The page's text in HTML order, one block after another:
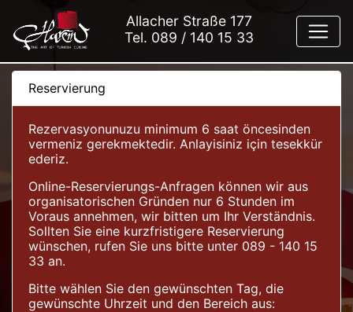
Allacher Straße 177
Tel. 089 / 140 15 33
Reservierung
Rezervasyonunuzu minimum 6 saat öncesinden
vermeniz gerekmektedir. Anlayisiniz için tesekkür
ederiz.
Online-Reservierungs-Anfragen können wir aus
organisatorischen Gründen nur 6 Stunden im
Voraus annehmen, wir bitten um Ihr Verständnis.
Sollten Sie eine kurzfristigere Reservierung
wünschen, rufen Sie uns bitte unter 089 - 140 15
33 an.
Bitte wählen Sie den gewünschten Tag, die
gewünschte Uhrzeit und den Bereich aus: